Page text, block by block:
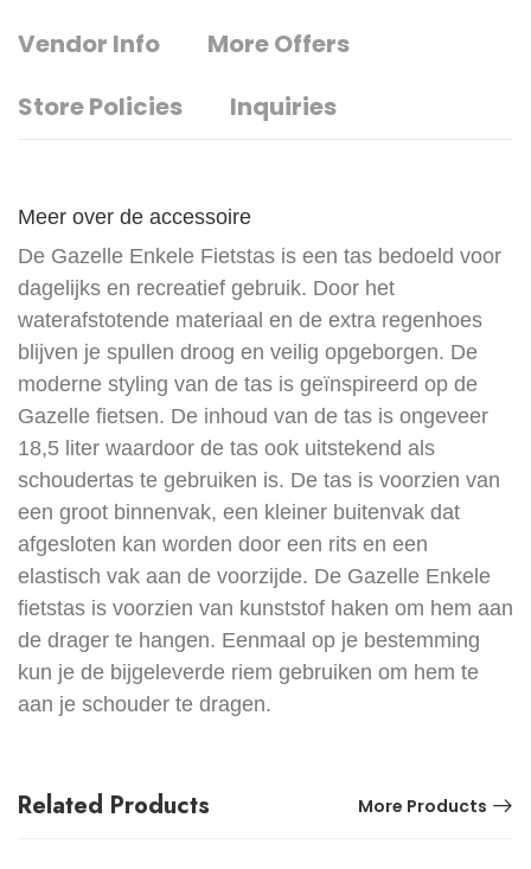
Vendor Info
More Offers
Store Policies
Inquiries
Meer over de accessoire
De Gazelle Enkele Fietstas is een tas bedoeld voor
dagelijks en recreatief gebruik. Door het
waterafstotende materiaal en de extra regenhoes
blijven je spullen droog en veilig opgeborgen. De
moderne styling van de tas is geïnspireerd op de
Gazelle fietsen. De inhoud van de tas is ongeveer
18,5 liter waardoor de tas ook uitstekend als
schoudertas te gebruiken is. De tas is voorzien van
een groot binnenvak, een kleiner buitenvak dat
afgesloten kan worden door een rits en een
elastisch vak aan de voorzijde. De Gazelle Enkele
fietstas is voorzien van kunststof haken om hem aan
de drager te hangen. Eenmaal op je bestemming
kun je de bijgeleverde riem gebruiken om hem te
aan je schouder te dragen.
Related Products More Products